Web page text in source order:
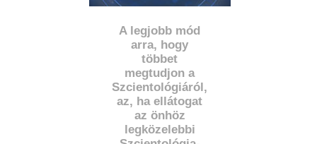
A legjobb mód
arra, hogy
többet
megtudjon a
Szcientológiáról,
az, ha ellátogat
az önhöz
legközelebbi